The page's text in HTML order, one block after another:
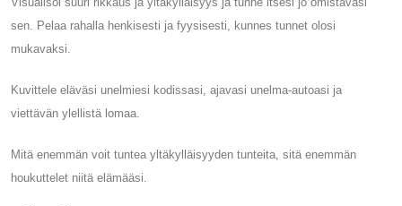
sen. Pelaa rahalla henkisesti ja fyysisesti, kunnes tunnet olosi
mukavaksi.
Kuvittele eläväsi unelmiesi kodissasi, ajavasi unelma-autoasi ja
viettävän ylellistä lomaa.
Mitä enemmän voit tuntea yltäkylläisyyden tunteita, sitä enemmän
houkuttelet niitä elämääsi.